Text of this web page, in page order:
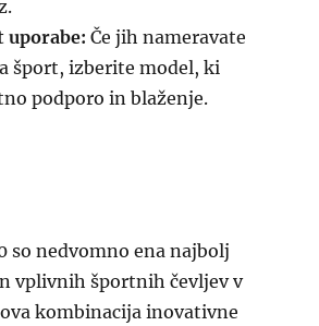
Če jih nameravate
šport, izberite model, ki
podporo in blaženje.
so nedvomno ena najbolj
vplivnih športnih čevljev v
kombinacija inovativne